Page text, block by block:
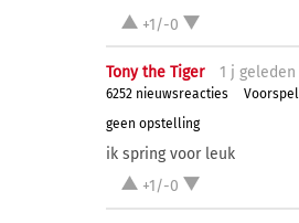
+1/-0
Tony the Tiger 1 j geleden
6252 nieuwsreacties
geen opstelling
ik spring voor leuk
+1/-0